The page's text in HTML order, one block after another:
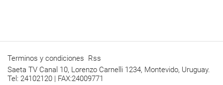
Terminos y condiciones Rss
Saeta TV Canal 10, Lorenzo Carnelli 1234, Montevido, Uruguay.
Tel: 24102120 | FAX:24009771